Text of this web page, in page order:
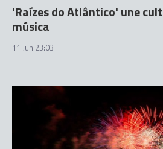
'Raízes do Atlântico' une
música
11 Jun 23:03